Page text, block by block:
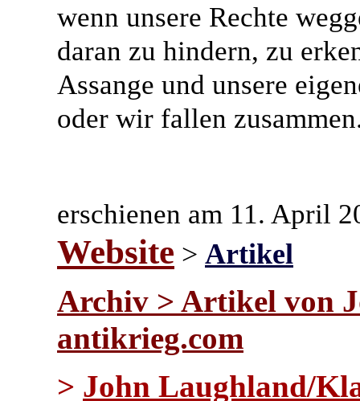
wenn unsere Rechte
daran zu hindern, zu
Assange und unsere
oder wir fallen
erschienen am 11. April
Website > Artikel
Archiv > Artikel von
antikrieg.com
> John Laughland/